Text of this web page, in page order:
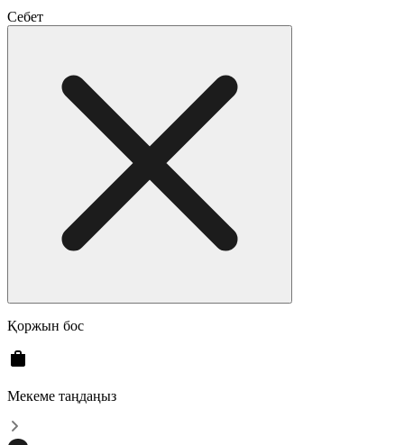
Себет
Қоржын бос
Мекеме таңдаңыз